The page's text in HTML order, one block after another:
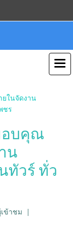
ยในจัดงาน
ชร
อบคุณ
น
ทัวร์ ทั่ว
ข้าชม |